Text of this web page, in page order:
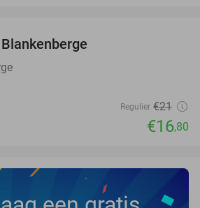
Regulier €21
€16,80